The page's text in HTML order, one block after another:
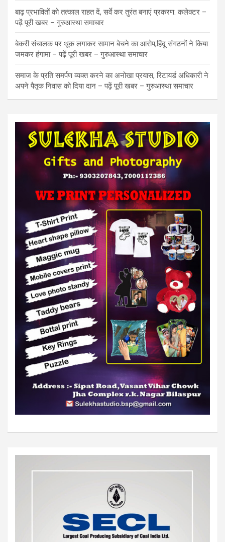
बाढ़ प्रभावितों को तत्काल राहत दें, सर्वे कर तुरंत बनाएं प्रकरण: कलेक्टर –
पढ़ें पूरी खबर – गुरुआस्था समाचार
बेकरी संचालक पर थूक लगाकर सामान बेचने का आरोप,हिंदू संगठनों ने किया
जमकर हंगामा – पढ़ें पूरी खबर – गुरुआस्था समाचार
समाज के प्रति समर्पण व्यक्त करने का अनोखा प्रयास, रिटायर्ड अधिकारी ने
अपने पैतृक निवास को दिया दान – पढ़ें पूरी खबर – गुरुआस्था समाचार